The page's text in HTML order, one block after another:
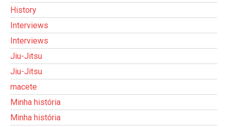
History
Interviews
Interviews
Jiu-Jitsu
Jiu-Jitsu
macete
Minha história
Minha história